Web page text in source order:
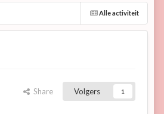
Alle activiteit
Share Volgers 1